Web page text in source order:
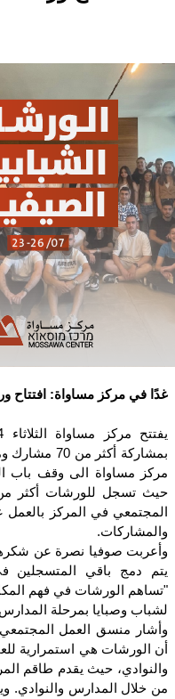
غدًا في مركز مساواة: افتتاح
بمشاركة
مركز مساواة الى وقف باب
المجتمعي في المركز
والمشاركات.
وأعربت صوفيا نصرة عن
يتم دمج باقي المتسجلين
"تساهم الورشات في فهم
لشباب وصبايا بمرحلة المدارس
وأشار منسق العمل
أن الورشات هي استمرارية
من خلال المدارس